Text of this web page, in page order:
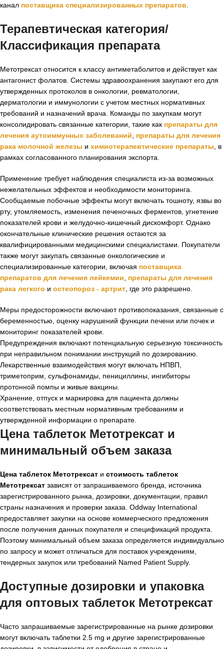
канал поставщика специализированных препаратов
Терапевтическая категория/
Классификация препарата
Метотрексат относится к классу антиметаболитов и действует как
антагонист фолатов. Системы здравоохранения закупают его для
утвержденных протоколов в онкологии, ревматологии,
дерматологии и иммунологии с учетом местных нормативных
требований и назначений врача. Команды по закупкам могут
консолидировать связанные категории, такие как препараты для
лечения аутоиммунных заболеваний
препараты для лечения
рака молочной железы и химиотерапевтические препараты , в
рамках согласованного планирования экспорта.
Применение требует наблюдения специалиста из-за возможных
нежелательных эффектов и необходимости мониторинга.
Сообщаемые побочные эффекты могут включать тошноту, язвы во
рту, утомляемость, изменения печеночных ферментов, угнетение
показателей крови и желудочно-кишечный дискомфорт. Однако
окончательные клинические решения остаются за
квалифицированными медицинскими специалистами. Покупатели
также могут закупать связанные онкологические и
специализированные категории, включая поставщика
препаратов для лечения лейкемии
препараты для лечения
рака легкого и остеопороз - артрит , где это разрешено.
Меры предосторожности включают противопоказания, связанные с
беременностью, оценку нарушений функции печени или почек и
мониторинг показателей крови.
Предупреждения включают потенциальную серьезную токсичность
при неправильном понимании инструкций по дозированию.
Лекарственные взаимодействия могут включать НПВП,
триметоприм, сульфонамиды, пенициллины, ингибиторы
протонной помпы и живые вакцины.
Хранение, отпуск и маркировка для пациента должны
соответствовать местным нормативным требованиям и
утвержденной информации о препарате.
Цена таблеток Метотрексат и
минимальный объем заказа
Цена таблеток Метотрексат и стоимость таблеток
Метотрексат зависят от запрашиваемого бренда, источника
зарегистрированного рынка, дозировки, документации, правил
страны назначения и проверки заказа. Oddway International
предоставляет закупки на основе коммерческого предложения
после получения данных покупателя и спецификаций продукта.
Поэтому минимальный объем заказа определяется индивидуально
по запросу и может отличаться для поставок учреждениям,
тендерных закупок или требований Named Patient Supply.
Доступные дозировки и упаковка
для оптовых таблеток Метотрексат
Часто запрашиваемые зарегистрированные на рынке дозировки
могут включать таблетки 2.5 mg и другие зарегистрированные